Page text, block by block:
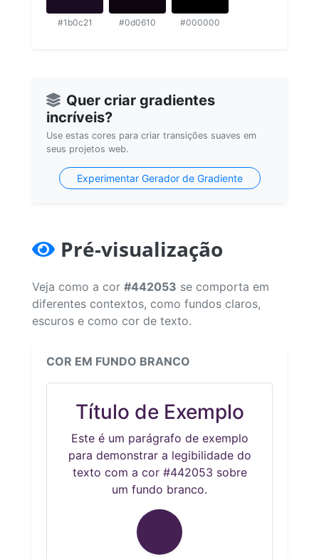
#1b0c21 #0d0610 #000000
Quer criar gradientes
incríveis?
Use estas cores para criar transições suaves em
seus projetos web.
Experimentar Gerador de Gradiente
Pré-visualização
Veja como a cor #442053 se comporta em
diferentes contextos, como fundos claros,
escuros e como cor de texto.
COR EM FUNDO BRANCO
Título de Exemplo
Este é um parágrafo de exemplo
para demonstrar a legibilidade do
texto com a cor #442053 sobre
um fundo branco.